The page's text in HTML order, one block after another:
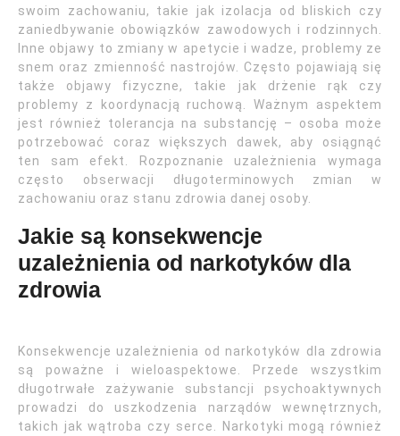
swoim zachowaniu, takie jak izolacja od bliskich czy
zaniedbywanie obowiązków zawodowych i rodzinnych.
Inne objawy to zmiany w apetycie i wadze, problemy ze
snem oraz zmienność nastrojów. Często pojawiają się
także objawy fizyczne, takie jak drżenie rąk czy
problemy z koordynacją ruchową. Ważnym aspektem
jest również tolerancja na substancję – osoba może
potrzebować coraz większych dawek, aby osiągnąć
ten sam efekt. Rozpoznanie uzależnienia wymaga
często obserwacji długoterminowych zmian w
zachowaniu oraz stanu zdrowia danej osoby.
Jakie są konsekwencje
uzależnienia od narkotyków dla
zdrowia
Konsekwencje uzależnienia od narkotyków dla zdrowia
są poważne i wieloaspektowe. Przede wszystkim
długotrwałe zażywanie substancji psychoaktywnych
prowadzi do uszkodzenia narządów wewnętrznych,
takich jak wątroba czy serce. Narkotyki mogą również